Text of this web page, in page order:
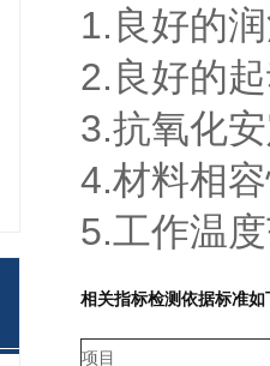
1.良好的
2.良好的
3.抗氧化
4.材料相
5.工作温
相关指标检测依据标准如
项目